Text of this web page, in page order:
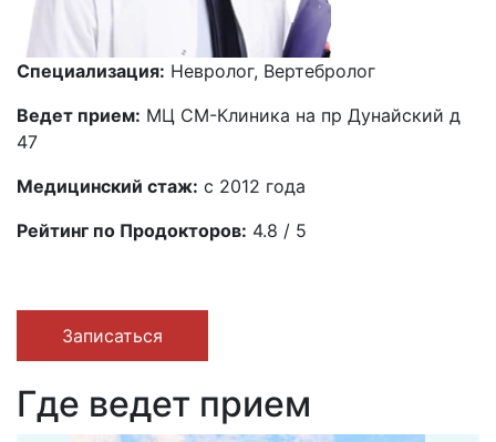
Специализация: Невролог, Вертебролог
Ведет прием: МЦ СМ-Клиника на пр Дунайский д
47
Медицинский стаж: с 2012 года
Рейтинг по Продокторов: 4.8 / 5
Записаться
Где ведет прием